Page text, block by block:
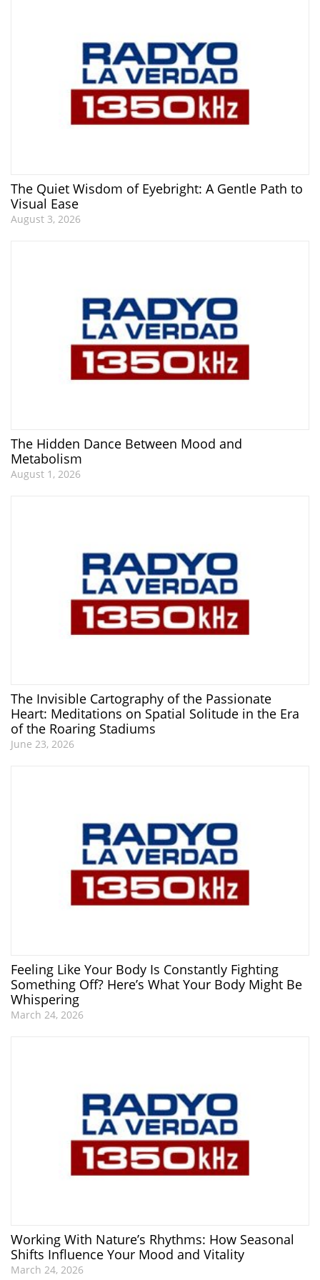
The Quiet Wisdom of Eyebright: A Gentle Path to
Visual Ease
August 3, 2026
The Hidden Dance Between Mood and
Metabolism
August 1, 2026
The Invisible Cartography of the Passionate
Heart: Meditations on Spatial Solitude in the Era
of the Roaring Stadiums
June 23, 2026
Feeling Like Your Body Is Constantly Fighting
Something Off? Here’s What Your Body Might Be
Whispering
March 24, 2026
Working With Nature’s Rhythms: How Seasonal
Shifts Influence Your Mood and Vitality
March 24, 2026